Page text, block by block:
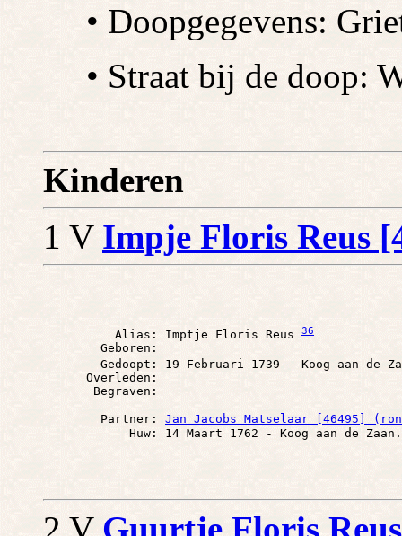
• Doopgegevens:
• Straat bij de doop:
Kinderen
1 V Impje Floris Reus
          Alias: Imptje Floris Reus
36
        Geboren:
Gedoopt: 19 Februari 1739 - Koog aan de
      Overleden:
        Partner:
Jan Jacobs Matselaar [46495]
2 V Guurtje Floris